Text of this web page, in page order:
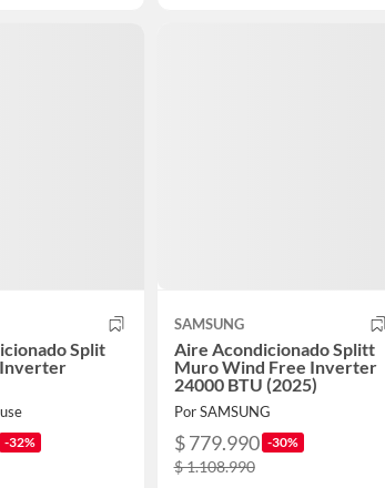
Split
-32%
SAMSUNG
Aire Acondicionado Splitt
Muro Wind Free Inverter
24000 BTU (2025)
Por SAMSUNG
$ 779.990 -30%
$ 1.108.990